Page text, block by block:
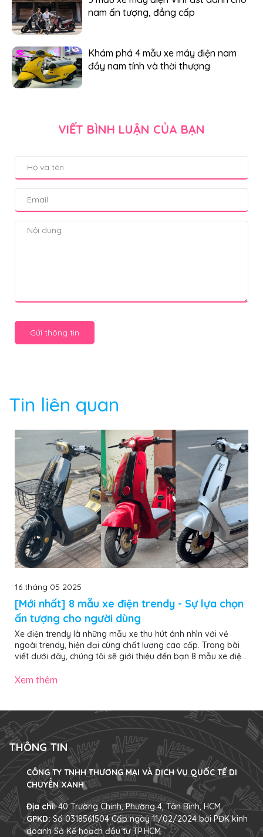
nam ấn tượng, đẳng cấp
Khám phá 4 mẫu xe máy điện nam
đầy nam tính và thời thượng
VIẾT BÌNH LUẬN CỦA BẠN
Gửi thông tin
Tin liên quan
16 tháng 05 2025
[Mới nhất] 8 mẫu xe điện trendy - Sự lựa chọn
ấn tượng cho người dùng
Xe điện trendy là những mẫu xe thu hút ánh nhìn với vẻ
ngoài trendy, hiện đại cùng chất lượng cao cấp. Trong bài
viết dưới đây, chúng tôi sẽ giới thiệu đến bạn 8 mẫu xe điện
chọn được chiếc “chiến mã” ưng ý, nổi bật khi di chuyển trên
nhân 1. 4 mẫu xe đạp điện trendy ấn tượng nhất năm 2025
Dưới đây...
Xem thêm
THÔNG TIN
CÔNG TY TNHH THƯƠNG MẠI VÀ DỊCH VỤ QUỐC TẾ DI
CHUYỂN XANH
Địa chỉ:40 Trường Chinh, Phường 4, Tân Bình, HCM
GPKD:Số 0318561504 Cấp ngày 11/02/2024 bởi PĐK kinh
doanh Sở Kế hoạch đầu tư TP.HCM